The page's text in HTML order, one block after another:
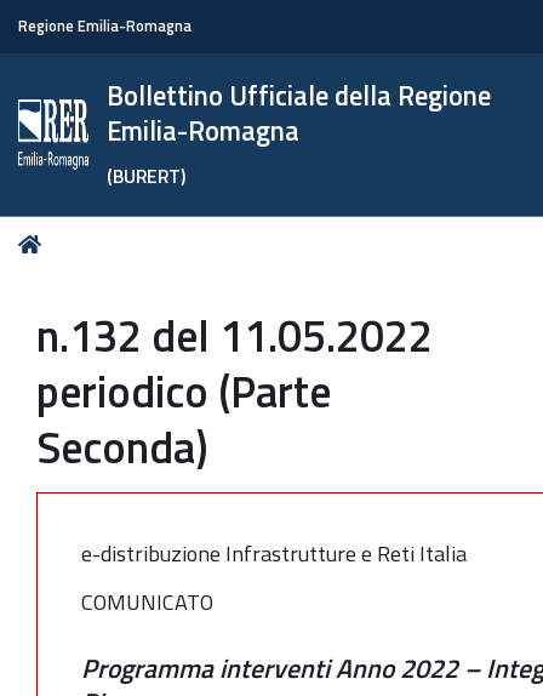
Regione Emilia-Romagna
Bollettino Ufficiale della Regione
Emilia-Romagna
(BURERT)
Tu
n.132 del 11.05.2022
periodico (Parte
Seconda)
e-distribuzione Infrastrutture e Reti Italia
COMUNICATO
Programma interventi Anno 2022 –